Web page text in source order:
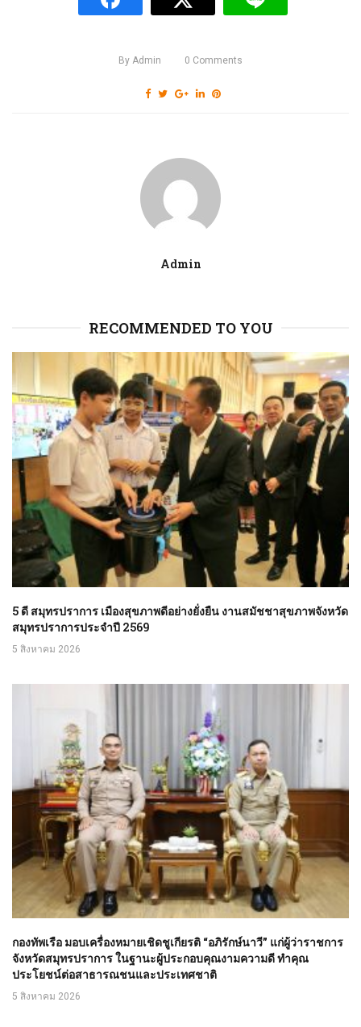
By Admin 0 Comments
Admin
RECOMMENDED TO YOU
5 ดี สมุทรปราการ เมืองสุขภาพดีอย่างยั่งยืน งานสมัชชาสุขภาพจังหวัด
สมุทรปราการประจำปี 2569
5 สิงหาคม 2026
กองทัพเรือ มอบเครื่องหมายเชิดชูเกียรติ “อภิรักษ์นาวี” แก่ผู้ว่าราชการ
จังหวัดสมุทรปราการ ในฐานะผู้ประกอบคุณงามความดี ทำคุณ
ประโยชน์ต่อสาธารณชนและประเทศชาติ
5 สิงหาคม 2026